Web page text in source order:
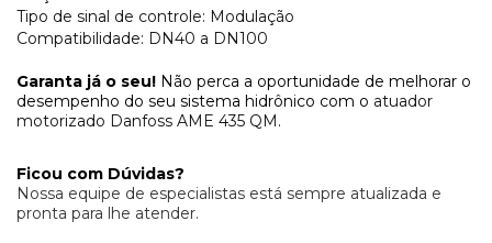
Tipo de sinal de controle: Modulação
Compatibilidade: DN40 a DN100
Garanta já o seu! Não perca a oportunidade de melhorar o
desempenho do seu sistema hidrônico com o atuador
motorizado Danfoss AME 435 QM.
Ficou com Dúvidas?
Nossa equipe de especialistas está sempre atualizada e
pronta para lhe atender.